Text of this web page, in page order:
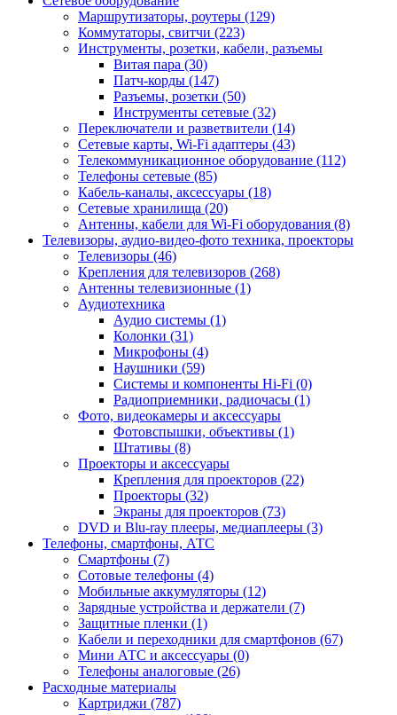
Маршрутизаторы, роутеры (129)
Коммутаторы, свитчи (223)
Инструменты, розетки, кабели, разъемы
Витая пара (30)
Патч-корды (147)
Разъемы, розетки (50)
Инструменты сетевые (32)
Переключатели и разветвители (14)
Сетевые карты, Wi-Fi адаптеры (43)
Телекоммуникационное оборудование (112)
Телефоны сетевые (85)
Кабель-каналы, аксессуары (18)
Сетевые хранилища (20)
Антенны, кабели для Wi-Fi оборудования (8)
Телевизоры, аудио-видео-фото техника, проекторы
Телевизоры (46)
Крепления для телевизоров (268)
Антенны телевизионные (1)
Аудиотехника
Аудио системы (1)
Колонки (31)
Микрофоны (4)
Наушники (59)
Системы и компоненты Hi-Fi (0)
Радиоприемники, радиочасы (1)
Фото, видеокамеры и аксессуары
Фотовспышки, объективы (1)
Штативы (8)
Проекторы и аксессуары
Крепления для проекторов (22)
Проекторы (32)
Экраны для проекторов (73)
DVD и Blu-ray плееры, медиаплееры (3)
Телефоны, смартфоны, АТС
Смартфоны (7)
Сотовые телефоны (4)
Мобильные аккумуляторы (12)
Зарядные устройства и держатели (7)
Защитные пленки (1)
Кабели и переходники для смартфонов (67)
Мини АТС и аксессуары (0)
Телефоны аналоговые (26)
Расходные материалы
Картриджи (787)